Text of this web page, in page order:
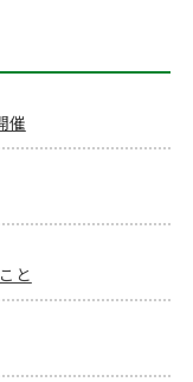
催
と